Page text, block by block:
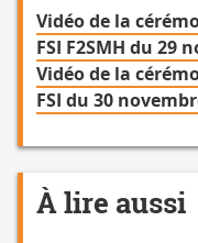
Vidéo de la
FSI F2SMH du 29
Vidéo de la
FSI du 30
À lire aussi